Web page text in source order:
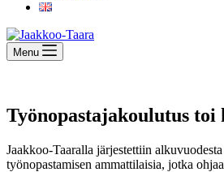
Menu
Työnopastajakoulutus
Jaakkoo-Taaralla järjestettiin
työnopastamisen ammattilaisia, jotka